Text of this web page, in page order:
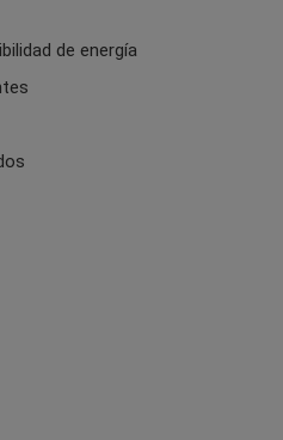
de energía